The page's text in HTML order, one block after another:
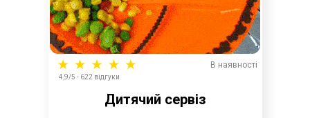
В наявності
4,9/5 - 622 відгуки
Дитячий сервіз